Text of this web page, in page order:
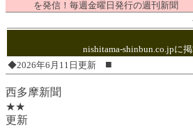
を発信！毎週金曜日発行の週刊新聞
nishitama-shinbun.co.jpに
◆2026年6月11日更新 ■
西多摩新聞
★★
更新